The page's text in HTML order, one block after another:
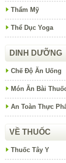
Thẩm Mỹ
Thể Dục Yoga
DINH DƯỠNG
Chế Độ Ăn Uống
Món Ăn Bài
An Toàn Thực
VỀ THUỐC
Thuốc Tây Y